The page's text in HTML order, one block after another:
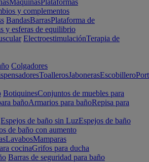
MáquinasPlataformas
y complementos
BandasBarrasPlataforma de
y esferas de equilibrio
ElectroestimulaciónTerapia de
Colgadores
ToallerosJabonerasEscobillero
BotiquinesConjuntos de muebles para
bañoArmarios para bañoRepisa para
Espejos de baño sin LuzEspejos de baño
de baño con aumento
LavabosMamparas
cocinaGrifos para ducha
Barras de seguridad para baño